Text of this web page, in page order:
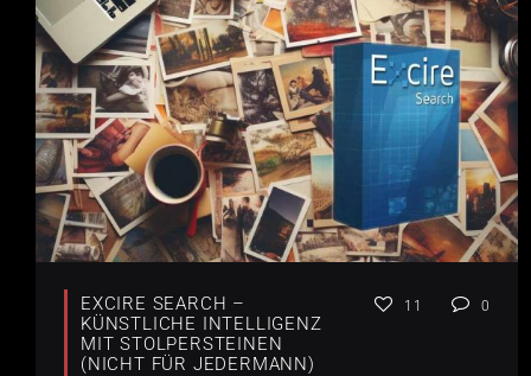
EXCIRE SEARCH –
KÜNSTLICHE INTELLIGENZ
MIT STOLPERSTEINEN
(NICHT FÜR JEDERMANN)
11 0